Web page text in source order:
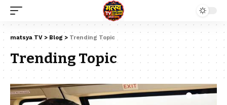
matsya TV > Blog > Trending Topic
Trending Topic